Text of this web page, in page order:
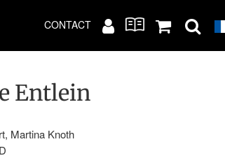
CONTACT
Entlein
Martina Knoth